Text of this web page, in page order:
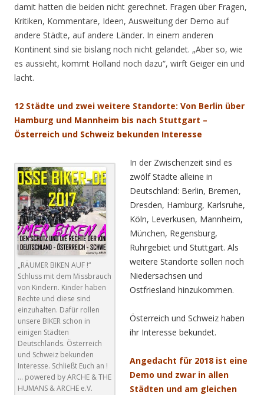
damit hatten die beiden nicht gerechnet. Fragen über Fragen,
Kritiken, Kommentare, Ideen, Ausweitung der Demo auf
andere Städte, auf andere Länder. In einem anderen
Kontinent sind sie bislang noch nicht gelandet. „Aber so, wie
es aussieht, kommt Holland noch dazu“, wirft Geiger ein und
lacht.
12 Städte und zwei weitere Standorte: Von Berlin über
Hamburg und Mannheim bis nach Stuttgart –
Österreich und Schweiz bekunden Interesse
„RÄUMER BIKEN AUF !“
Schluss mit dem Missbrauch
von Kindern. Kinder haben
Rechte und diese sind
einzuhalten. Dafür rollen
unsere BIKER schon in
einigen Städten
Deutschlands. Österreich
und Schweiz bekunden
Interesse. Schließt Euch an !
… powered by ARCHE & THE
HUMANS & ARCHE e.V.
In der Zwischenzeit sind es
zwölf Städte alleine in
Deutschland: Berlin, Bremen,
Dresden, Hamburg, Karlsruhe,
Köln, Leverkusen, Mannheim,
München, Regensburg,
Ruhrgebiet und Stuttgart. Als
weitere Standorte sollen noch
Niedersachsen und
Ostfriesland hinzukommen.
Österreich und Schweiz haben
ihr Interesse bekundet.
Angedacht für 2018 ist eine
Demo und zwar in allen
Städten und am gleichen